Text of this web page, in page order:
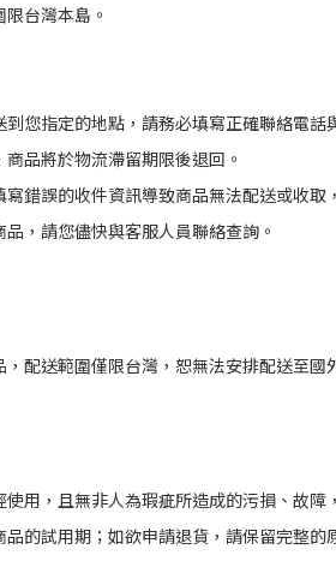
台灣本島。
到您指定的地點，請務必填寫正確聯絡電
品將於物流滯留期限後退回。
寫錯誤的收件資訊導致商品無法配送或收取
品，請您儘快與客服人員聯絡查詢。
配送範圍僅限台灣，恕無法安排配送至
使用，且無非人為瑕疵所造成的污損、故
品的試用期；如欲申請退貨，請保留完整